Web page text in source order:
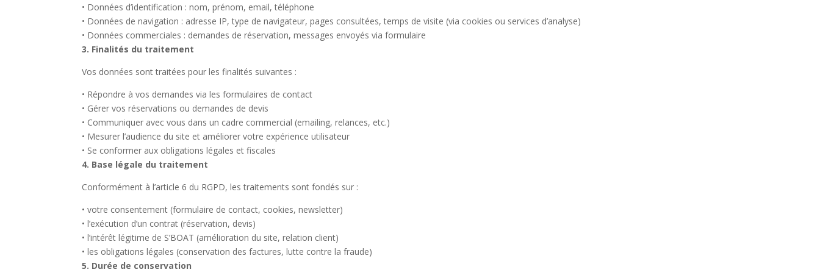
• Données d’identification : nom, prénom, email, téléphone
• Données de navigation : adresse IP, type de navigateur, pages consultées, temps de visite (via cookies ou services d’analyse)
• Données commerciales : demandes de réservation, messages envoyés via formulaire
3. Finalités du traitement
Vos données sont traitées pour les finalités suivantes :
• Répondre à vos demandes via les formulaires de contact
• Gérer vos réservations ou demandes de devis
• Communiquer avec vous dans un cadre commercial (emailing, relances, etc.)
• Mesurer l’audience du site et améliorer votre expérience utilisateur
• Se conformer aux obligations légales et fiscales
4. Base légale du traitement
Conformément à l’article 6 du RGPD, les traitements sont fondés sur :
•votre consentement (formulaire de contact, cookies, newsletter)
•l’exécution d’un contrat (réservation, devis)
•l’intérêt légitime de S’BOAT (amélioration du site, relation client)
•les obligations légales (conservation des factures, lutte contre la fraude)
5. Durée de conservation